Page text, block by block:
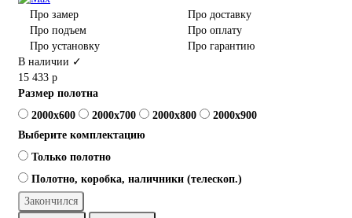
Про замер
Про доставку
Про подъем
Про оплату
Про установку
Про гарантию
В наличии ✓
15 433 р
Размер полотна
2000x600
2000x700 2000x800
2000x900
Выберите комплектацию
Только полотно
Полотно, коробка, наличники (телескоп.)
Закончился